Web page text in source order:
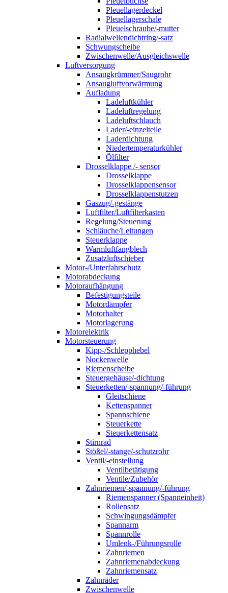
Pleuellagerdeckel
Pleuellagerschale
Pleuelschraube/-mutter
Radialwellendichtring/-satz
Schwungscheibe
Zwischenwelle/Ausgleichswelle
Luftversorgung
Ansaugkrümmer/Saugrohr
Ansaugluftvorwärmung
Aufladung
Ladeluftkühler
Ladeluftregelung
Ladeluftschlauch
Lader/-einzelteile
Laderdichtung
Niedertemperaturkühler
Ölfilter
Drosselklappe /- sensor
Drosselklappe
Drosselklappensensor
Drosselklappenstutzen
Gaszug/-gestänge
Luftfilter/Luftfilterkasten
Regelung/Steuerung
Schläuche/Leitungen
Steuerklappe
Warmluftfangblech
Zusatzluftschieber
Motor-/Unterfahrschutz
Motorabdeckung
Motoraufhängung
Befestigungsteile
Motordämpfer
Motorhalter
Motorlagerung
Motorelektrik
Motorsteuerung
Kipp-/Schlepphebel
Nockenwelle
Riemenscheibe
Steuergehäuse/-dichtung
Steuerketten/-spannung/-führung
Gleitschiene
Kettenspanner
Spannschiene
Steuerkette
Steuerkettensatz
Stirnrad
Stößel/-stange/-schutzrohr
Ventil/-einstellung
Ventilbetätigung
Ventile/Zubehör
Zahnriemen/-spannung/-führung
Riemenspanner (Spanneinheit)
Rollensatz
Schwingungsdämpfer
Spannarm
Spannrolle
Umlenk-/Führungsrolle
Zahnriemen
Zahnriemenabdeckung
Zahnriemensatz
Zahnräder
Zwischenwelle